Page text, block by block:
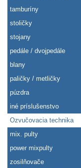
tamburíny
stoličky
stojany
pedále / dvojpedále
blany
paličky / metličky
púzdra
iné príslušenstvo
Ozvučovacia technika
mix. pulty
power mixpulty
zosilňovače